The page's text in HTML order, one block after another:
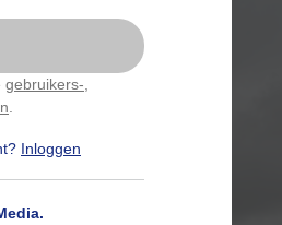
gebruikers-
Inloggen
later
dag deze pop-up